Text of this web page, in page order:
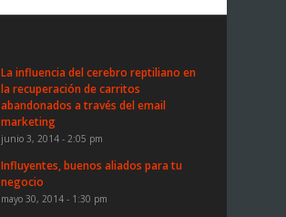
La influencia del cerebro reptiliano en
la recuperación de carritos
abandonados a través del email
marketing
junio 3, 2014 - 2:05 pm
Influyentes, buenos aliados para tu
negocio
mayo 30, 2014 - 1:30 pm